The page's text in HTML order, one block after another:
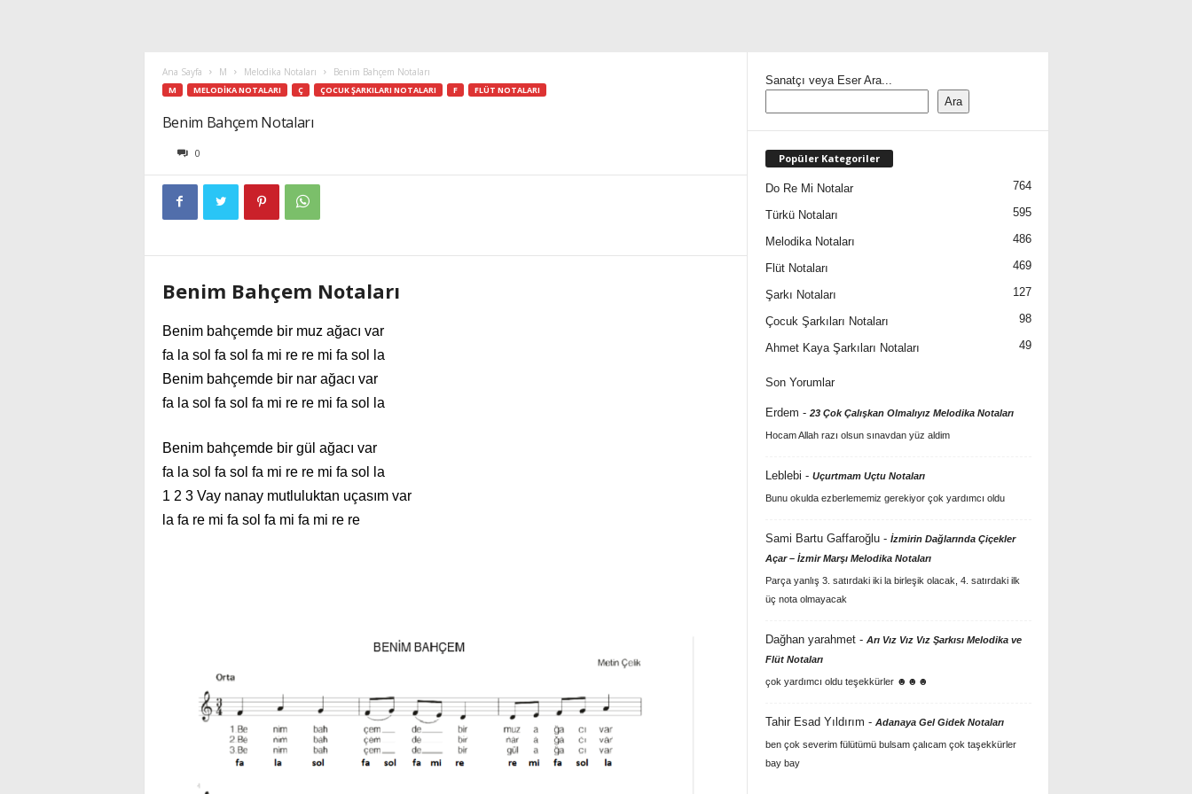
Ana Sayfa M Melodika Notaları Benim Bahçem Notaları
M MELODIKA NOTALARI Ç ÇOCUK ŞARKILARI NOTALARI F FLÜT NOTALARI
Benim Bahçem Notaları
0
Benim Bahçem Notaları
Benim bahçemde bir muz ağacı var
fa la sol fa sol fa mi re re mi fa sol la
Benim bahçemde bir nar ağacı var
fa la sol fa sol fa mi re re mi fa sol la
Benim bahçemde bir gül ağacı var
fa la sol fa sol fa mi re re mi fa sol la
1 2 3 Vay nanay mutluluktan uçasım var
la fa re mi fa sol fa mi fa mi re re
Sanatçı veya Eser Ara...
Ara
Popüler Kategoriler
Do Re Mi Notalar 764
Türkü Notaları 595
Melodika Notaları 486
Flüt Notaları 469
Şarkı Notaları 127
Çocuk Şarkıları Notaları 98
Ahmet Kaya Şarkıları Notaları 49
Son Yorumlar
Erdem - 23 Çok Çalışkan Olmalıyız Melodika Notaları
Hocam Allah razı olsun sınavdan yüz aldim
Leblebi - Uçurtmam Uçtu Notaları
Bunu okulda ezberlememiz gerekiyor çok yardımcı oldu
Sami Bartu Gaffaroğlu- İzmirin Dağlarında Çiçekler
Açar – İzmir Marşı Melodika Notaları
Parça yanlış 3. satırdaki iki la birleşik olacak, 4. satırdaki ilk
üç nota olmayacak
Dağhan yarahmet- Arı Vız Vız Vız Şarkısı Melodika ve
Flüt Notaları
çok yardımcı oldu teşekkürler ☻☻☻
Tahir Esad Yıldırım - Adanaya Gel Gidek Notaları
ben çok severim fülütümü bulsam çalıcam çok taşekkürler
bay bay